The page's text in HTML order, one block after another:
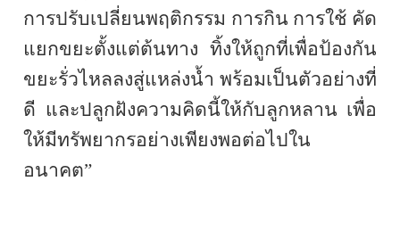
การปรับเปลี่ยนพฤติกรรม การกิน การใช้ คัด
แยกขยะตั้งแต่ต้นทาง ทิ้งให้ถูกที่เพื่อป้องกัน
ขยะรั่วไหลลงสู่แหล่งน้ำ พร้อมเป็นตัวอย่างที่
ดี และปลูกฝังความคิดนี้ให้กับลูกหลาน เพื่อ
ให้มีทรัพยากรอย่างเพียงพอต่อไปใน
อนาคต”